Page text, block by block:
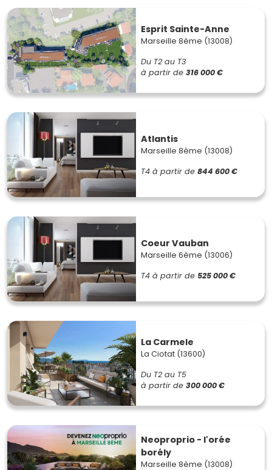
Esprit Sainte-Anne
Marseille 8ème (13008)
Du T2 au T3
à partir de 316 000 €
Atlantis
Marseille 8ème (13008)
T4 à partir de 844 600 €
Coeur Vauban
Marseille 6ème (13006)
T4 à partir de 525 000 €
La Carmele
La Ciotat (13600)
Du T2 au T5
à partir de 300 000 €
Neoproprio - l'orée
borély
Marseille 8ème (13008)